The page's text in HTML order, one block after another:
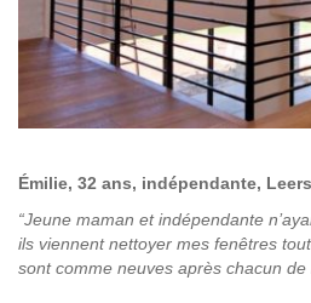
Émilie, 32 ans, indépendante,
“Jeune maman et indépendante
ils viennent nettoyer mes fenêtres
sont comme neuves après chacun de